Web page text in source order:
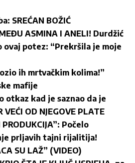
SREĆAN BOŽIĆ
ASMINA I ANELI! Durdžić
ovaj potez: “Prekršila je moje
ih mrtvačkim kolima!”
mafije
kad je saznao da je
VEĆI OD NJEGOVE PLATE
Počelo
prljavih tajni rijalitija!
SU LAŽ” (VIDEO)